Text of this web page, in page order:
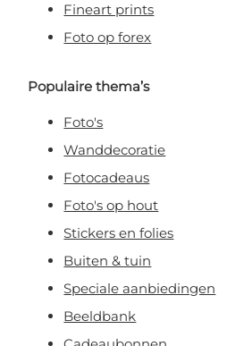
Fineart prints
Foto op forex
Populaire thema’s
Foto's
Wanddecoratie
Fotocadeaus
Foto's op hout
Stickers en folies
Buiten & tuin
Speciale aanbiedingen
Beeldbank